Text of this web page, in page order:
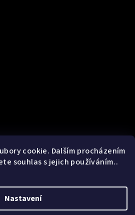
cookie. Dalším procházením
souhlas s jejich používáním..
Nastavení